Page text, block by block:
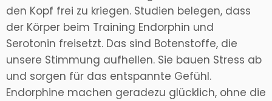
den Kopf frei zu kriegen. Studien belegen, dass
der Körper beim Training Endorphin und
Serotonin freisetzt. Das sind Botenstoffe, die
unsere Stimmung aufhellen. Sie bauen Stress ab
und sorgen für das entspannte Gefühl.
Endorphine machen geradezu glücklich, ohne die